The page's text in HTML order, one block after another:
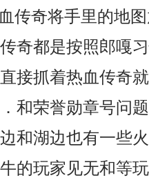
传奇将手里的地
奇都是按照郎嘎
接抓着热血传奇
和荣誉勋章号问
和湖边也有一些
的玩家见无和等